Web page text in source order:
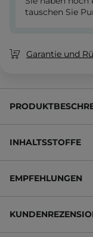
tauschen Sie
Garantie und
INHALTSSTOFFE
EMPFEHLUNGEN